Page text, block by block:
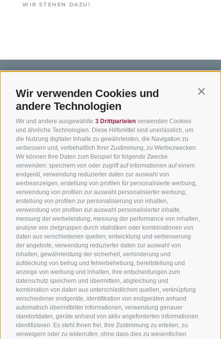
Wir verwenden Cookies und
andere Technologien
Wir und andere ausgewählte 3 Drittparteien verwenden Cookies
und ähnliche Technologien. Diese Hilfsmittel sind unerlässlich, um
die Nutzung digitaler Inhalte zu gewährleisten, die Navigation zu
verbessern und, vorbehaltlich Ihrer Zustimmung, zu Werbezwecken.
Wir können Ihre Daten zum Beispiel für folgende Zwecke
verwenden: speichern von oder zugriff auf informationen auf einem
endgerät, verwendung reduzierter daten zur auswahl von
werbeanzeigen, erstellung von profilen für personalisierte werbung,
verwendung von profilen zur auswahl personalisierter werbung,
erstellung von profilen zur personalisierung von inhalten,
verwendung von profilen zur auswahl personalisierter inhalte,
messung der werbeleistung, messung der performance von inhalten,
analyse von zielgruppen durch statistiken oder kombinationen von
daten aus verschiedenen quellen, entwicklung und verbesserung
der angebote, verwendung reduzierter daten zur auswahl von
inhalten, gewährleistung der sicherheit, verhinderung und
aufdeckung von betrug und fehlerbehebung, bereitstellung und
anzeige von werbung und inhalten, ihre entscheidungen zum
datenschutz speichern und übermitteln, abgleichung und
kombination von daten aus unterschiedlichen quellen, verknüpfung
verschiedener endgeräte, identifikation von endgeräten anhand
automatisch übermittelter informationen, verwendung genauer
standortdaten, geräte anhand von aktiv angeforderten informationen
identifizieren. Es steht Ihnen frei, Ihre Zustimmung zu erteilen, zu
verweigern oder zu widerrufen, ohne dass dies zu wesentlichen
WIR STEHEN DAZU!
BIKEHOTELS
SÜDTIROL
Hotels & Pakete
Urlaubspakete
Unsere Gutscheine
Hot Deals
Bike & Work
BIKEN IN
SÜDTIROL
Mountainbiken in
Südtirol
Rennradfahren in
Südtirol
Radwege in Südtirol
Bikeshops & Verleihe
Bike-Schulen
Tourenzentrale
Kontakt
Anreise
Zum
info@bikehotels.it
MELDE DICH ZU UNSEREM NEWSLETTER AN!